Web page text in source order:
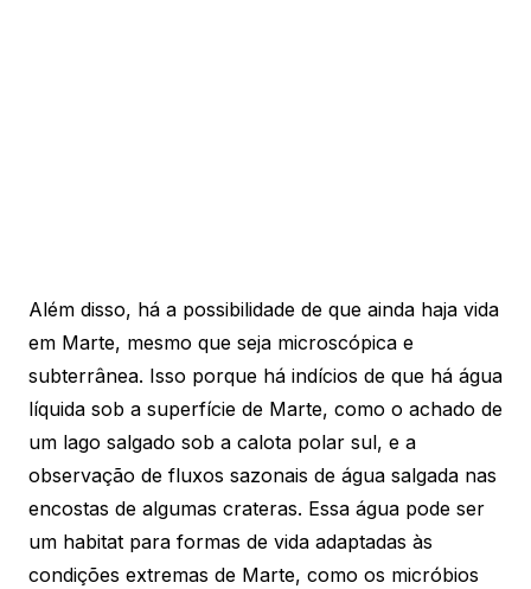
Além disso, há a possibilidade de que ainda haja vida
em Marte, mesmo que seja microscópica e
subterrânea. Isso porque há indícios de que há água
líquida sob a superfície de Marte, como o achado de
um lago salgado sob a calota polar sul, e a
observação de fluxos sazonais de água salgada nas
encostas de algumas crateras. Essa água pode ser
um habitat para formas de vida adaptadas às
condições extremas de Marte, como os micróbios